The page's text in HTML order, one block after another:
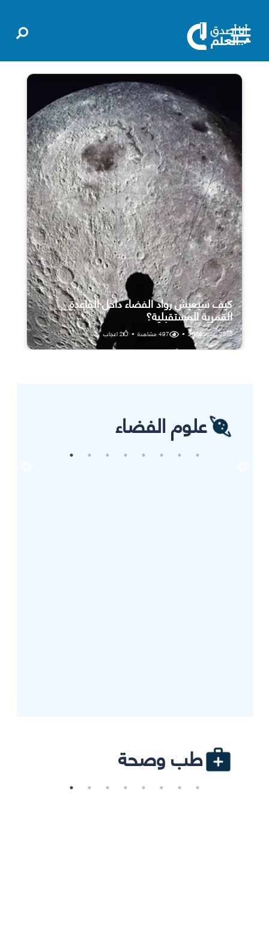
كيف سيعيش رواد الفضاء داخل القاعدة
القمرية المستقبلية؟
25 يوليو، 2026 •
497مشاهدة •
2اعجاب
علوم الفضاء
طب وصحة